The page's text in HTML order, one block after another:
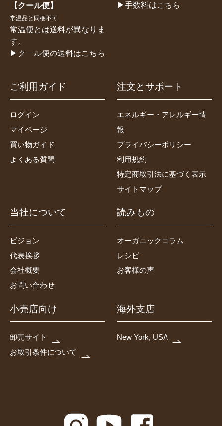
【クール便】
常温品と同梱不可
常温便とは送料が異なりま
す。
▶クール便の送料はこちら
▶手数料はこちら
ご利用ガイド
ログイン
マイページ
買い物ガイド
よくある質問
注文とサポート
エネルギー・アレルギー情
報
プライバシーポリシー
利用規約
特定商取引法に基づく表示
サイトマップ
当社について
ビジョン
代表挨拶
会社概要
お問い合わせ
読みもの
オーガニックコラム
レシピ
お客様の声
小売店向け
卸売サイト
お取引条件について
海外支店
New York, USA